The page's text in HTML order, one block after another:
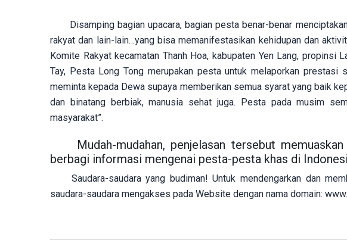
Disamping bagian upacara, bagian pesta benar-benar
rakyat dan lain-lain…yang bisa memanifestasikan kehidupan dan
Komite Rakyat kecamatan Thanh Hoa, kabupaten Yen Lang, propinsi
Tay, Pesta Long Tong merupakan pesta untuk melaporkan prestasi
meminta kepada Dewa supaya memberikan semua syarat yang baik
dan binatang berbiak, manusia sehat juga. Pesta pada musim
masyarakat”.
Mudah-mudahan, penjelasan tersebut
berbagi informasi mengenai pesta-pesta khas di
Saudara-saudara yang budiman! Untuk mendengarkan dan
saudara-saudara mengakses pada Website dengan nama domain: